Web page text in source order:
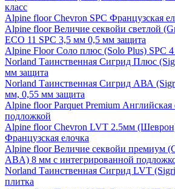
класс
Alpine floor Chevron SPC Французская
Alpine floor Величие секвойи светлой
ECO 11 SPC 3,5 мм 0,5 мм защита
Alpine Floor Соло плюс (Solo Plus) SPC
Norland Таинственная Сигрид Плюс
мм защита
Norland Таинственная Сигрид АВА
мм, 0,55 мм защита
Alpine floor Parquet Premium
подложкой
Alpine floor Chevron LVT 2.5мм
Французская елочка
Alpine floor Величие секвойи премиум
ABA) 8 мм с интегрированной
Norland Таинственная Сигрид LVT
плитка